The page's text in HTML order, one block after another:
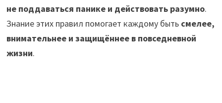
не поддаваться панике и действовать разумно.
Знание этих правил помогает каждому быть смелее,
внимательнее и защищённее в повседневной
жизни.